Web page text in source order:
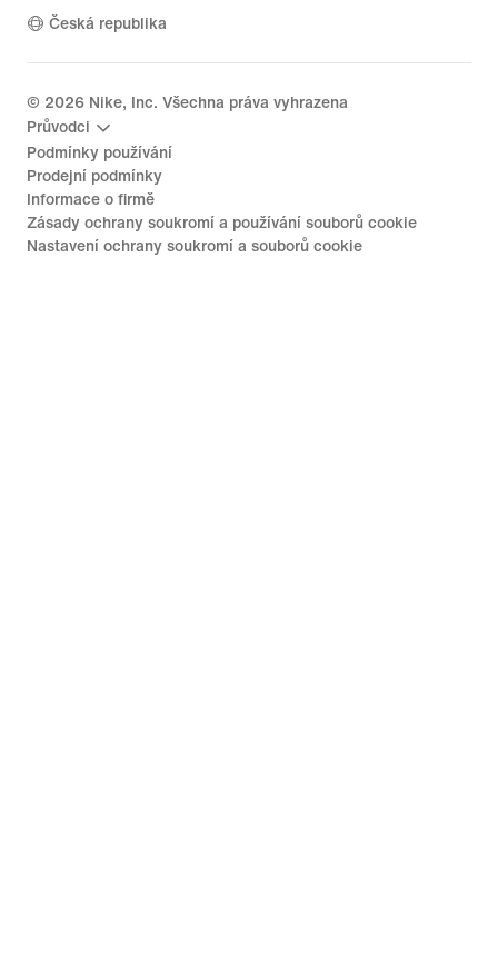
Česká republika
© 2026 Nike, Inc. Všechna práva vyhrazena
Průvodci
Podmínky používání
Prodejní podmínky
Informace o firmě
Zásady ochrany soukromí a používání souborů cookie
Nastavení ochrany soukromí a souborů cookie